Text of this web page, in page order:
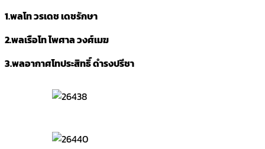
1.พลโท วรเดช เดชรักษา
2.พลเรือโท ไพศาล วงศ์เมฆ
3.พลอากาศโทประสิทธิ์ ดำรงปรีชา